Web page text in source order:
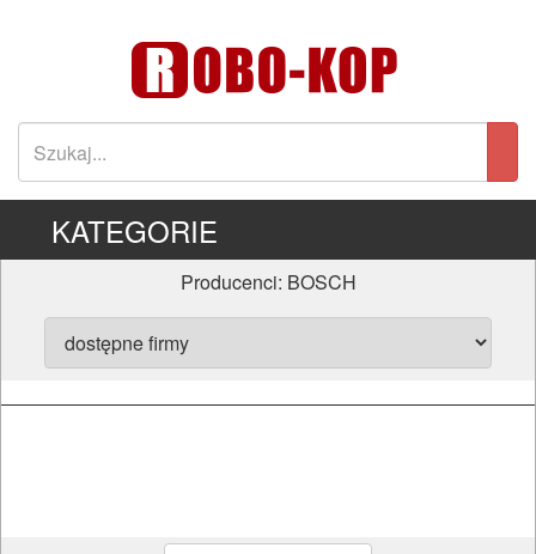
KATEGORIE
Producenci: BOSCH